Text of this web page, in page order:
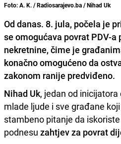
Foto: A. K. / Radiosarajevo.ba / Nihad Uk
Od danas. 8. jula, počela je
se omogućava povrat PDV-a
nekretnine, čime je
konačno omogućeno da
zakonom ranije predviđeno.
Nihad Uk, jedan od
mlade ljude i sve građane
stambeno pitanje da
podnesu zahtjev za povrat